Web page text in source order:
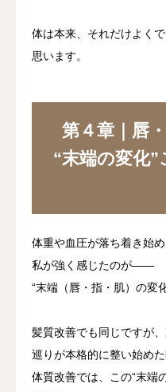
体は本来、それだけよく
思います。
第４章｜唇
“末端の変化
体重や血圧が落ち着き始
私が強く感じたのが——
“末端（唇・指・肌）の変
髪質改善でも同じですが、
巡りが本格的に整い始めた
体質改善では、この“末端